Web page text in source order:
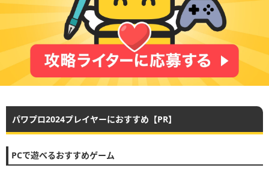
パワプロ2024プレイヤーにおすすめ【PR】
PCで遊べるおすすめゲーム